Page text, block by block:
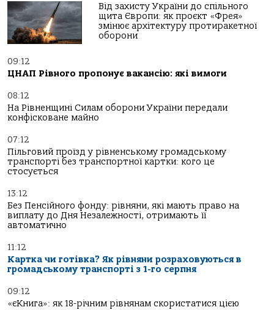
Від захисту України до спільного
щита Європи: як проєкт «Фрея»
змінює архітектуру протиракетної
оборони
09:12
ЦНАП Рівного пропонує вакансію: які вимоги
08:12
На Рівненщині Силам оборони України передали
конфісковане майно
07:12
Пільговий проїзд у рівненському громадському
транспорті без транспортної картки: кого це
стосується
13:12
Без Пенсійного фонду: рівняни, які мають право на
виплату до Дня Незалежності, отримають її
автоматично
11:12
Картка чи готівка? Як рівняни розраховуються в
громадському транспорті з 1-го серпня
09:12
«єКнига»: як 18-річним рівнянам скористатися цією